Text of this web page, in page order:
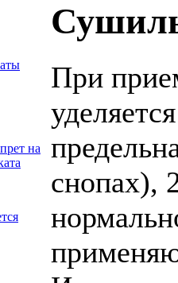
на
При
снопах),